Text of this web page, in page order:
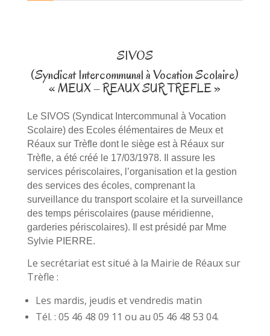
SIVOS
(Syndicat Intercommunal à Vocation Scolaire)
« MEUX – REAUX SUR TREFLE »
Le SIVOS (Syndicat Intercommunal à Vocation
Scolaire) des Ecoles élémentaires de Meux et
Réaux sur Trèfle dont le siège est à Réaux sur
Trèfle, a été créé le 17/03/1978. Il assure les
services périscolaires, l’organisation et la gestion
des services des écoles, comprenant la
surveillance du transport scolaire et la surveillance
des temps périscolaires (pause méridienne,
garderies périscolaires). Il est présidé par Mme
Sylvie PIERRE.
Le secrétariat est situé à la Mairie de Réaux sur
Trèfle :
Les mardis, jeudis et vendredis matin
Tél. : 05 46 48 09 11 ou au 05 46 48 53 04.